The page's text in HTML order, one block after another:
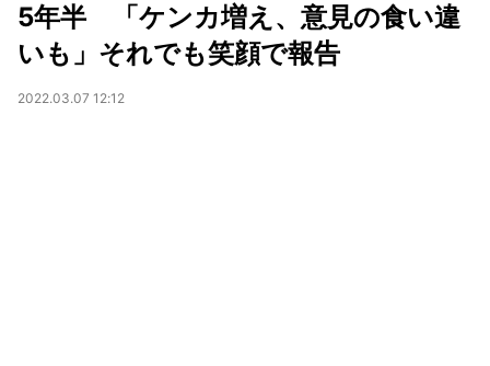
5年半 「ケンカ増え、意見の食い違
いも」それでも笑顔で報告
2022.03.07 12:12